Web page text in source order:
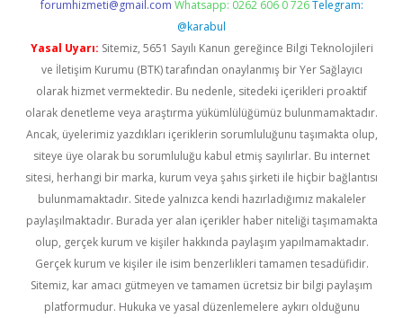
forumhizmeti@gmail.com Whatsapp: 0262 606 0 726 Telegram:
@karabul
Yasal Uyarı: Sitemiz, 5651 Sayılı Kanun gereğince Bilgi Teknolojileri
ve İletişim Kurumu (BTK) tarafından onaylanmış bir Yer Sağlayıcı
olarak hizmet vermektedir. Bu nedenle, sitedeki içerikleri proaktif
olarak denetleme veya araştırma yükümlülüğümüz bulunmamaktadır.
Ancak, üyelerimiz yazdıkları içeriklerin sorumluluğunu taşımakta olup,
siteye üye olarak bu sorumluluğu kabul etmiş sayılırlar. Bu internet
sitesi, herhangi bir marka, kurum veya şahıs şirketi ile hiçbir bağlantısı
bulunmamaktadır. Sitede yalnızca kendi hazırladığımız makaleler
paylaşılmaktadır. Burada yer alan içerikler haber niteliği taşımamakta
olup, gerçek kurum ve kişiler hakkında paylaşım yapılmamaktadır.
Gerçek kurum ve kişiler ile isim benzerlikleri tamamen tesadüfidir.
Sitemiz, kar amacı gütmeyen ve tamamen ücretsiz bir bilgi paylaşım
platformudur. Hukuka ve yasal düzenlemelere aykırı olduğunu